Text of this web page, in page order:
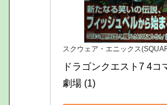
スクウェア・エニックス
ドラゴンクエスト7 4コ
劇場 (1)